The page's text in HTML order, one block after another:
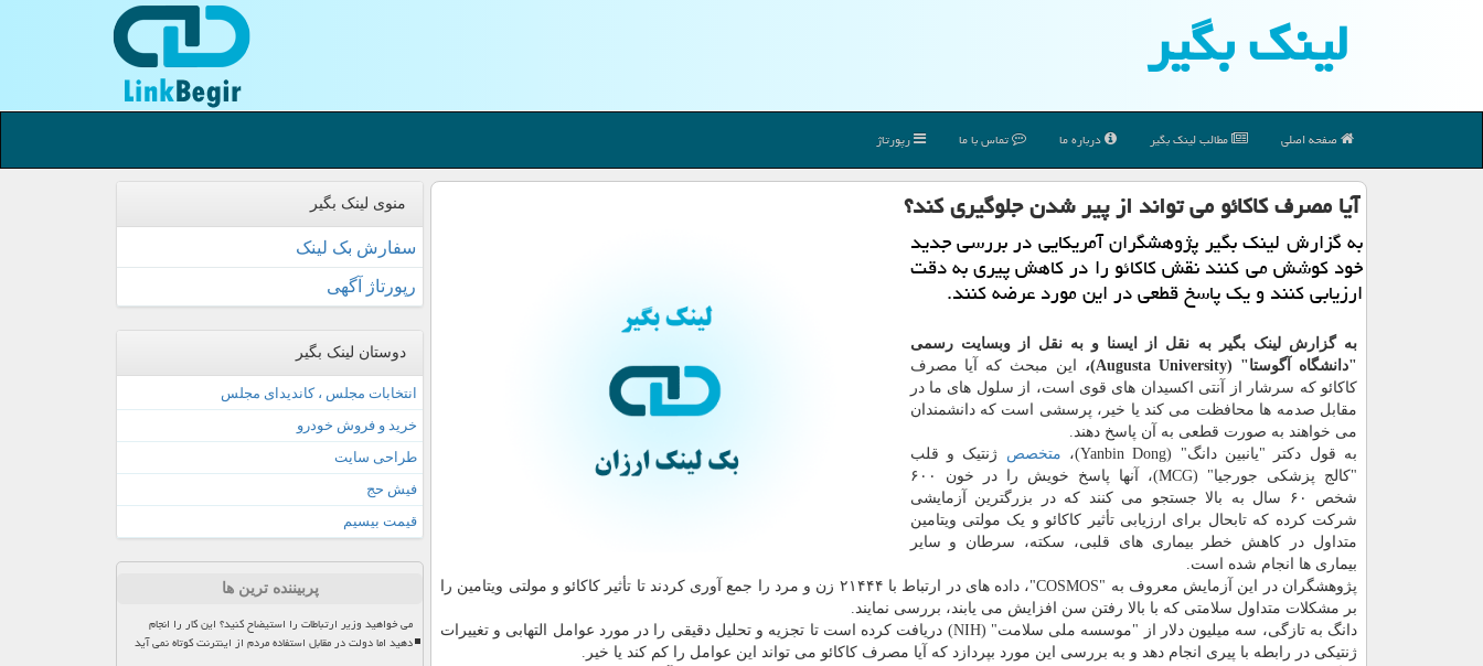
لینك بگیر
صفحه اصلی مطالب لینك بگیر درباره ما تماس با ما رپورتاژ
آیا مصرف کاکائو می تواند از پیر شدن جلوگیری کند؟
به گزارش لینک بگیر پژوهشگران آمریکایی در بررسی جدید
خود کوشش می کنند نقش کاکائو را در کاهش پیری به دقت
ارزیابی کنند و یک پاسخ قطعی در این مورد عرضه کنند.
به گزارش لینک بگیر به نقل از ایسنا و به نقل از وبسایت رسمی
"دانشگاه آگوستا" (Augusta University)،
این مبحث که آیا مصرف
کاکائو که سرشار از آنتی اکسیدان های قوی است، از سلول های ما در
مقابل صدمه ها محافظت می کند یا خیر، پرسشی است که دانشمندان
می خواهند به صورت قطعی به آن پاسخ دهند.
به قول دکتر "یانبین دانگ" (Yanbin Dong)،
متخصص ژنتیک و قلب
"کالج پزشکی جورجیا" (MCG)، آنها پاسخ خویش را در خون ۶۰۰
شخص ۶۰ سال به بالا جستجو می کنند که در بزرگترین آزمایشی
شرکت کرده که تابحال برای ارزیابی تأثیر کاکائو و یک مولتی ویتامین
متداول در کاهش خطر بیماری های قلبی، سکته، سرطان و سایر
بیماری ها انجام شده است.
پژوهشگران در این آزمایش معروف به "COSMOS"، داده های در ارتباط با ۲۱۴۴۴ زن و مرد را جمع آوری کردند تا تأثیر کاکائو و مولتی ویتامین را
بر مشکلات متداول سلامتی که با بالا رفتن سن افزایش می یابند، بررسی نمایند.
دانگ به تازگی، سه میلیون دلار از "موسسه ملی سلامت" (NIH) دریافت کرده است تا تجزیه و تحلیل دقیقی را در مورد عوامل التهابی و تغییرات
ژنتیکی در رابطه با پیری انجام دهد و به بررسی این مورد بپردازد که آیا مصرف کاکائو می تواند این عوامل را کم کند یا خیر.
منوی لینک بگیر
سفارش بک لینک
رپورتاژ آگهی
دوستان لینک بگیر
انتخابات مجلس ، کاندیدای مجلس
خرید و فروش خودرو
طراحی سایت
فیش حج
قیمت بیسیم
پربیننده ترین ها
می خواهید وزیر ارتباطات را استیضاح کنید؟ این کار را انجام
دهید اما دولت در مقابل استفاده مردم از اینترنت کوتاه نمی آید